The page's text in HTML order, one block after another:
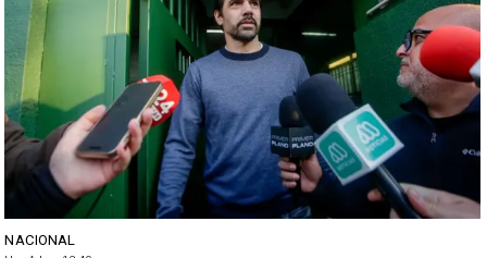
NACIONAL